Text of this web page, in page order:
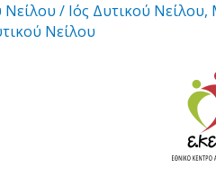
Νείλου / Ιός Δυτικού Νείλου,
Νείλου